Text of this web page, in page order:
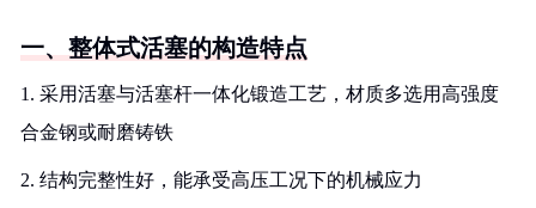
一、整体式活塞的构造特点
1. 采用活塞与活塞杆一体化锻造工艺，材质多选用高强度
合金钢或耐磨铸铁
2. 结构完整性好，能承受高压工况下的机械应力